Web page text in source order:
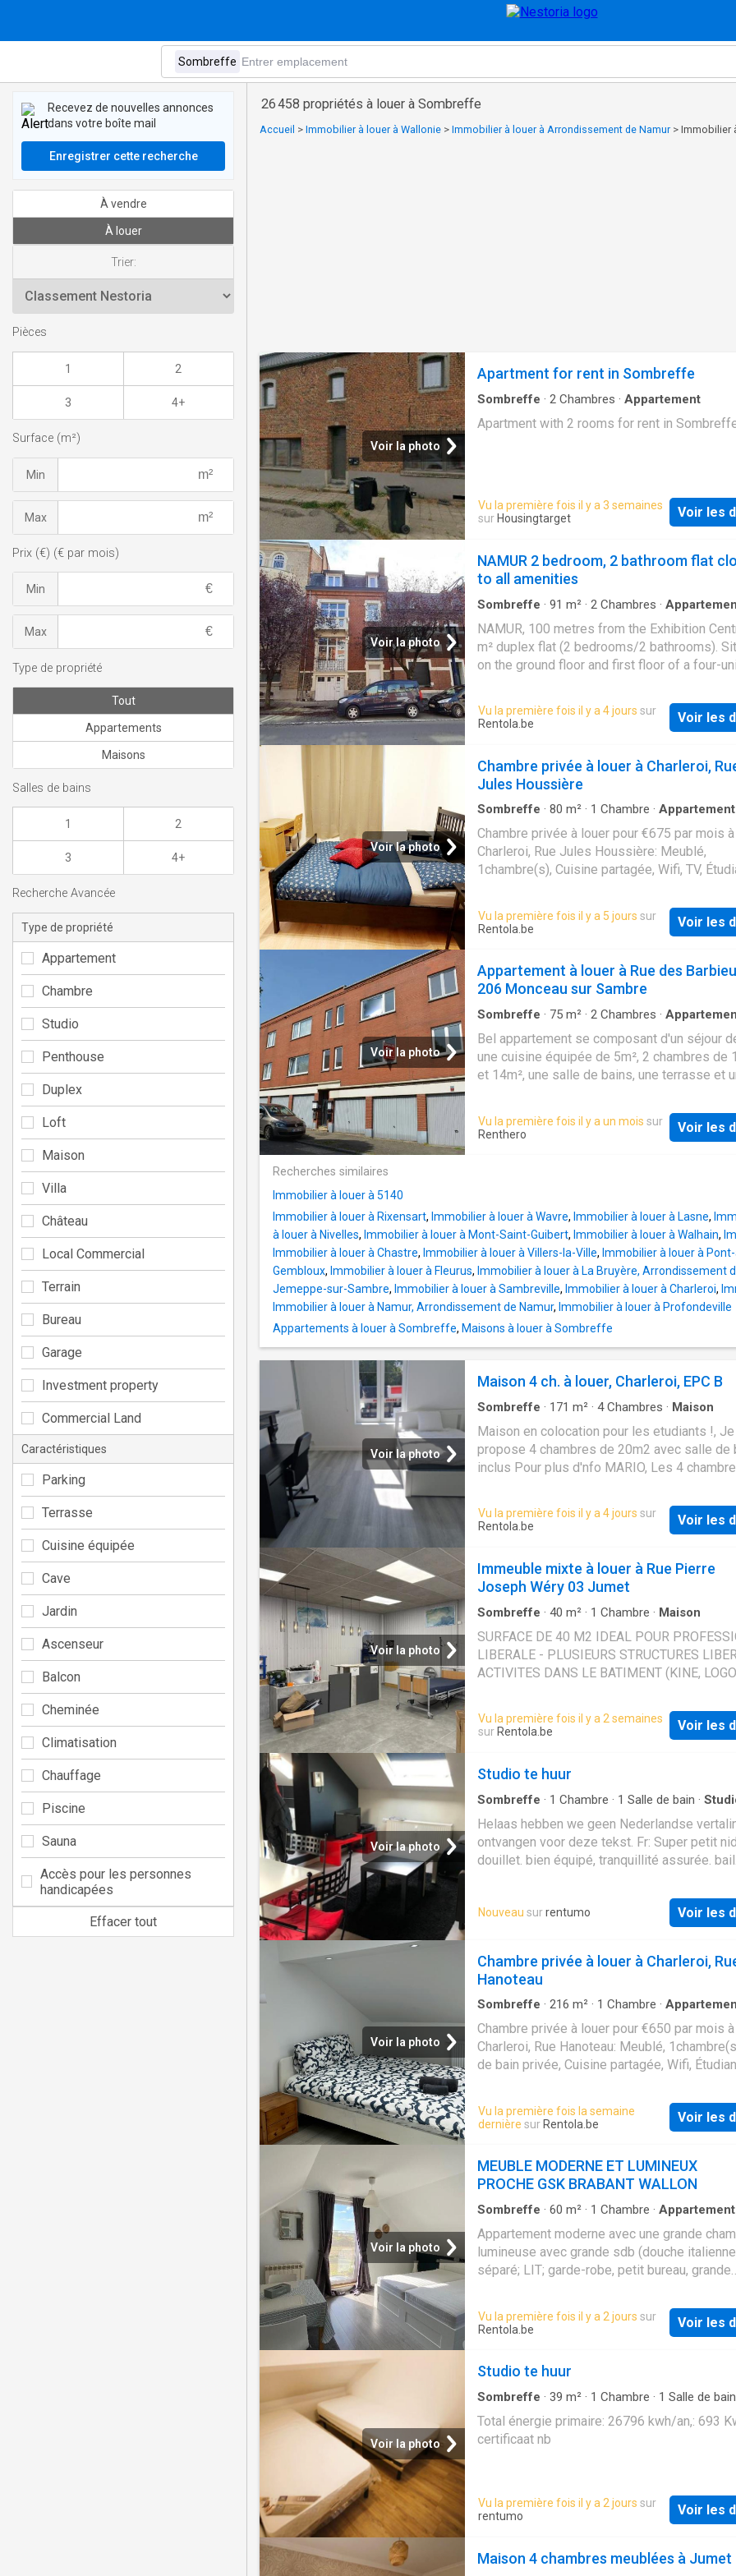
26 458 propriétés à louer à Sombreffe
Accueil > Immobilier à louer à Wallonie > Immobilier à louer à Arrondissement de Namur > Immobilier
Voir la photo
Apartment for rent in Sombreffe
Sombreffe · 2 Chambres · Appartement
Apartment with 2 rooms for rent in
Vu la première fois il y a 3 semaines
sur Housingtarget Voir les
Voir la photo
NAMUR 2 bedroom, 2 bathroom flat
to all amenities
Sombreffe · 91 m² · 2 Chambres ·
NAMUR, 100 metres from the Exhibition
m² duplex flat (2 bedrooms/2 bathrooms).
on the ground floor and first floor of a four-
room which opens, on one side, onto the
access to the terrace and, on the other, to a
bedroom with an en-suite bathroom. On the
there is a hallway with a utility area leading to
bedroom, a shower room and a separate toilet.
Excellent location, provisional monthly service
charges of €55/month (including electricity for
communal areas, flat insurance, boiler
and private cold water). PVC double-glazed
windows; individual heating, hot water and
stops, government offices, the E411
Energy Performance Certificate (EPC): E 378
property at L&P
Vu la première fois il y a 4 jours sur
Rentola.be
Voir les
Voir la photo
Chambre privée à louer à Charleroi,
Jules Houssière
Sombreffe · 80 m² · 1 Chambre · Appartement
Chambre privée à louer pour €675 par mois à
Charleroi, Rue Jules Houssière: Meublé,
1chambre(s), Cuisine partagée, Wifi, TV,
Vu la première fois il y a 5 jours sur
Rentola.be
Voir les
Voir la photo
Appartement à louer à Rue des
206 Monceau sur Sambre
Sombreffe · 75 m² · 2 Chambres ·
Bel appartement se composant d'un séjour
une cuisine équipée de 5m², 2 chambres de
et 14m², une salle de bains, une terrasse et
Vu la première fois il y a un mois sur
Renthero
Voir les
Recherches similaires
Immobilier à louer à 5140
Immobilier à louer à Rixensart, Immobilier à louer à Wavre, Immobilier à louer à Lasne,
à louer à Nivelles, Immobilier à louer à Mont-Saint-Guibert, Immobilier à louer à Walhain,
Immobilier à louer à Chastre, Immobilier à louer à Villers-la-Ville, Immobilier à louer à
Gembloux, Immobilier à louer à Fleurus, Immobilier à louer à La Bruyère, Arrondissement
Jemeppe-sur-Sambre, Immobilier à louer à Sambreville, Immobilier à louer à Charleroi,
Immobilier à louer à Namur, Arrondissement de Namur, Immobilier à louer à Profondeville
Appartements à louer à Sombreffe, Maisons à louer à Sombreffe
Voir la photo
Maison 4 ch. à louer, Charleroi, EPC B
Sombreffe · 171 m² · 4Chambres · Maison
Maison en colocation pour les etudiants !,
propose 4 chambres de 20m2 avec salle de
inclus Pour plus d'nfo MARIO, Les 4
Vu la première fois il y a 4 jours sur
Rentola.be
Voir les
Voir la photo
Immeuble mixte à louer à Rue Pierre
Joseph Wéry 03 Jumet
Sombreffe · 40 m² · 1 Chambre · Maison
SURFACE DE 40 M2 IDEAL POUR
LIBERALE - PLUSIEURS STRUCTURES
ACTIVITES DANS LE BATIMENT (KINE,
M2 ( AVEC UN POINT D'EAU ET UNE ENTREE
PRIVATIVE) PARTIE COMMUNE: ENTREE,
ESPACES SANITAIRES, ZONE DE STOCKAGE
INTERNET EAU - DEUX MOIS DE CAUTION - -
D'OCCUPATION
Vu la première fois il y a 2 semaines
sur Rentola.be Voir les
Voir la photo
Studio te huur
Sombreffe · 1 Chambre · 1 Salle de bain ·
Helaas hebben we geen Nederlandse
ontvangen voor deze tekst. Fr: Super petit nid
douillet. bien équipé, tranquillité assurée. bail
Nouveau surrentumo Voir les
Voir la photo
Chambre privée à louer à Charleroi,
Hanoteau
Sombreffe · 216 m² · 1 Chambre ·
Chambre privée à louer pour €650 par mois à
Charleroi, Rue Hanoteau: Meublé,
de bain privée, Cuisine partagée, Wifi,
Vu la première fois la semaine
dernière sur Rentola.be Voir les
Voir la photo
MEUBLE MODERNE ET LUMINEUX
PROCHE GSK BRABANT WALLON
Sombreffe · 60 m² · 1 Chambre · Appartement
Appartement moderne avec une grande
lumineuse avec grande sdb (douche
séparé; LIT; garde-robe, petit bureau, grande
places. Meuble TV (décodeur + abonnement
câblé, inclus ds le prix de location). Cuisine
étage. Vue arrière sur jardin et dans quartier
NON FUMEUR. Bail de courte durée ok (min 6
Pas de domiciliation possible. Loyer: 725€/
Charges: provisions de 50€ / mois (eau,
merci d’envoyer vos demandes et
et visite: [e
Vu la première fois il y a 2 jours sur
Rentola.be
Voir les
Voir la photo
Studio te huur
Sombreffe · 39 m² · 1 Chambre · 1 Salle de bain
Total énergie primaire: 26796 kwh/an,: 693
certificaat nb
Vu la première fois il y a 2 jours sur
rentumo
Voir les
Maison 4 chambres meublées à Jumet
Recevez de nouvelles annonces
dans votre boîte mail
Enregistrer cette recherche
À vendre
À louer
Trier:
Pièces
1 2
3 4+
Surface (m²)
Min
Max
Prix (€) (€ par mois)
Min
Max
Type de propriété
Tout
Appartements
Maisons
Salles de bains
1 2
3 4+
Recherche Avancée
Type de propriété
Appartement
Chambre
Studio
Penthouse
Duplex
Loft
Maison
Villa
Château
Local Commercial
Terrain
Bureau
Garage
Investment property
Commercial Land
Caractéristiques
Parking
Terrasse
Cuisine équipée
Cave
Jardin
Ascenseur
Balcon
Cheminée
Climatisation
Chauffage
Piscine
Sauna
Accès pour les personnes
handicapées
Effacer tout